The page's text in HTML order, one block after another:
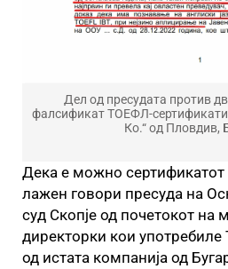
Дел од пресудата против
фалсификат ТОЕФЛ-сертификати
Ко.“ од Пловдив,
Дека е можно сертификатот
лажен говори пресуда на
суд Скопје од почетокот на
директорки кои
од истата компанија од